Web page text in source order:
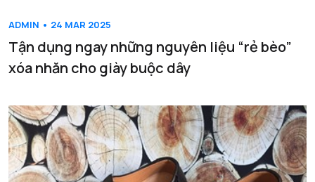
ADMIN • 24 MAR 2025
Tận dụng ngay những nguyên liệu “rẻ bèo”
xóa nhăn cho giày buộc dây